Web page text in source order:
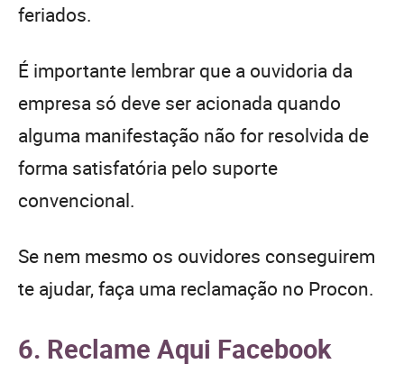
feriados.
É importante lembrar que a ouvidoria da
empresa só deve ser acionada quando
alguma manifestação não for resolvida de
forma satisfatória pelo suporte
convencional.
Se nem mesmo os ouvidores conseguirem
te ajudar, faça uma reclamação no Procon.
6. Reclame Aqui Facebook